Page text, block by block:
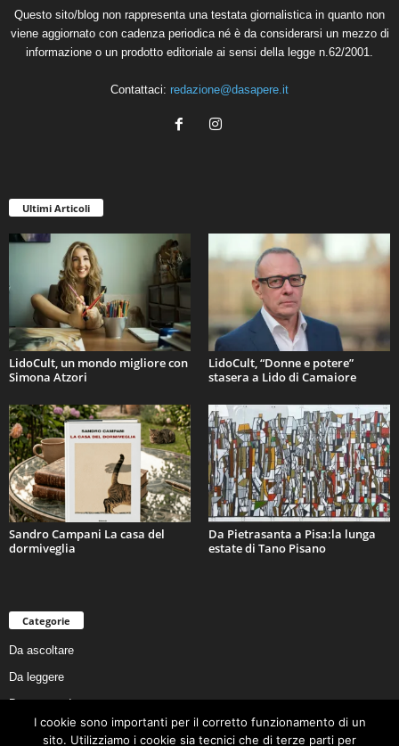
Questo sito/blog non rappresenta una testata giornalistica in quanto non
viene aggiornato con cadenza periodica né è da considerarsi un mezzo di
informazione o un prodotto editoriale ai sensi della legge n.62/2001.
Contattaci: redazione@dasapere.it
Ultimi Articoli
LidoCult, un mondo migliore con
Simona Atzori
LidoCult, “Donne e potere”
stasera a Lido di Camaiore
Sandro Campani La casa del
dormiveglia
Da Pietrasanta a Pisa:la lunga
estate di Tano Pisano
Categorie
Da ascoltare
Da leggere
Da non perdere
Da conoscere
I cookie sono importanti per il corretto funzionamento di un
sito. Utilizziamo i cookie sia tecnici che di terze parti per